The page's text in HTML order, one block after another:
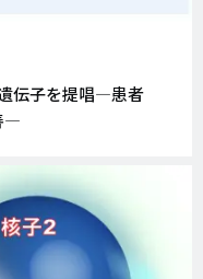
伝子を提唱―患者
―